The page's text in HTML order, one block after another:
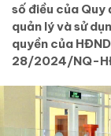
số điều của Quy
quản lý và sử
quyền của
28/2024/NQ-